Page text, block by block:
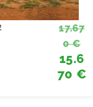
17.67
0€
15.6
70 €